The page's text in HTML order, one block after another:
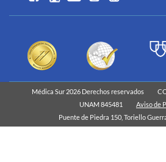
Médica Sur 2026 Derechos reservados
UNAM 845481
Aviso de
Puente de Piedra 150, Toriello